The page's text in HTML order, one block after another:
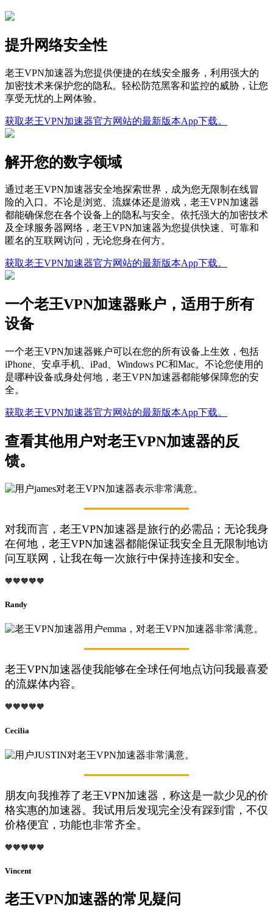
提升网络安全性
老王VPN加速器为您提供便捷的在线安全服务，利用强大的
加密技术来保护您的隐私。轻松防范黑客和监控的威胁，让您
享受无忧的上网体验。
获取老王VPN加速器官方网站的最新版本App下载。
解开您的数字领域
通过老王VPN加速器安全地探索世界，成为您无限制在线冒
险的入口。不论是浏览、流媒体还是游戏，老王VPN加速器
都能确保您在各个设备上的隐私与安全。依托强大的加密技术
及全球服务器网络，老王VPN加速器为您提供快速、可靠和
匿名的互联网访问，无论您身在何方。
获取老王VPN加速器官方网站的最新版本App下载。
一个老王VPN加速器账户，适用于所有
设备
一个老王VPN加速器账户可以在您的所有设备上生效，包括
iPhone、安卓手机、iPad、Windows PC和Mac。不论您使用的
是哪种设备或身处何地，老王VPN加速器都能够保障您的安
全。
获取老王VPN加速器官方网站的最新版本App下载。
查看其他用户对老王VPN加速器的反
馈。
对我而言，老王VPN加速器是旅行的必需品；无论我身
在何地，老王VPN加速器都能保证我安全且无限制地访
问互联网，让我在每一次旅行中保持连接和安全。
🧡🧡🧡🧡🧡
Randy
老王VPN加速器使我能够在全球任何地点访问我最喜爱
的流媒体内容。
🧡🧡🧡🧡🧡
Cecilia
朋友向我推荐了老王VPN加速器，称这是一款少见的价
格实惠的加速器。我试用后发现完全没有踩到雷，不仅
价格便宜，功能也非常齐全。
🧡🧡🧡🧡🧡
Vincent
老王VPN加速器的常见疑问